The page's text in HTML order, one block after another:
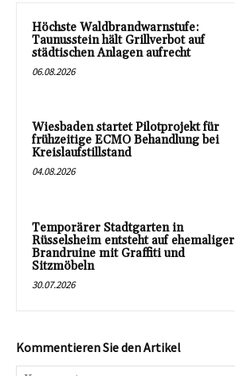
Höchste Waldbrandwarnstufe:
Taunusstein hält Grillverbot auf
städtischen Anlagen aufrecht
06.08.2026
Wiesbaden startet Pilotprojekt für
frühzeitige ECMO Behandlung bei
Kreislaufstillstand
04.08.2026
Temporärer Stadtgarten in
Rüsselsheim entsteht auf ehemaliger
Brandruine mit Graffiti und
Sitzmöbeln
30.07.2026
Kommentieren Sie den Artikel